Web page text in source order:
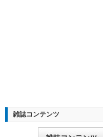
雑誌コンテンツ